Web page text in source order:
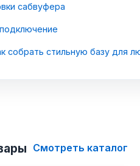
сабвуфера
собрать стильную базу для
Смотреть каталог